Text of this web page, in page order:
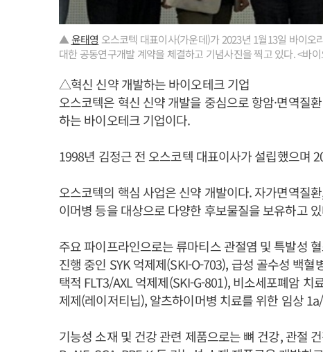
▲윤태영 오스코텍 대표이사(가운데)가 2023년 1월13일 바이
대한 공동연구개발 계약을 체결하고 기념사진을 찍고 있다. <바
△혁신 신약 개발하는 바이오테크 기업
오스코텍은 혁신 신약 개발을 중심으로 항암·면역질
하는 바이오테크 기업이다.
1998년 김정근 전 오스코텍 대표이사가 설립했으며
오스코텍의 핵심 사업은 신약 개발이다. 자가면역질
이머병 등을 대상으로 다양한 후보물질을 보유하고
주요 파이프라인으로는 류마티스 관절염 및 특발성
진행 중인 SYK 억제제(SKI-O-703), 급성 골수성 백
택적 FLT3/AXL 억제제(SKI-G-801), 비소세포폐암 치
제제(레이저티닙), 알츠하이머병 치료를 위한 임상
기능성 소재 및 건강 관련 제품으로는 뼈 건강, 관절